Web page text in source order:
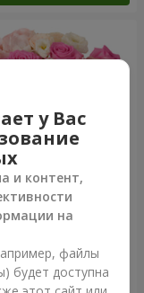
"Barbie"
у Вас
и контент,
на
файлы
будет доступна